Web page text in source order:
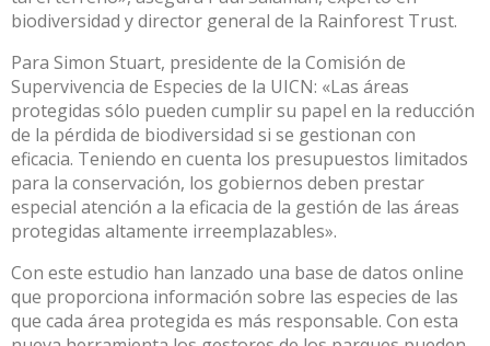
biodiversidad y director general de la Rainforest Trust.
Para Simon Stuart, presidente de la Comisión de
Supervivencia de Especies de la UICN: «Las áreas
protegidas sólo pueden cumplir su papel en la reducción
de la pérdida de biodiversidad si se gestionan con
eficacia. Teniendo en cuenta los presupuestos limitados
para la conservación, los gobiernos deben prestar
especial atención a la eficacia de la gestión de las áreas
protegidas altamente irreemplazables».
Con este estudio han lanzado una base de datos online
que proporciona información sobre las especies de las
que cada área protegida es más responsable. Con esta